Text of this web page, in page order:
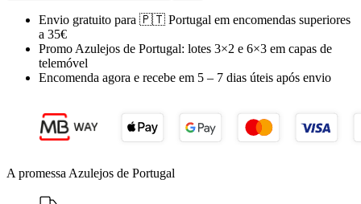
Envio gratuito para 🇵🇹 Portugal em encomendas superiores
a 35€
Promo Azulejos de Portugal: lotes 3×2 e 6×3 em capas de
telemóvel
Encomenda agora e recebe em 5 – 7 dias úteis após envio
A promessa Azulejos de Portugal